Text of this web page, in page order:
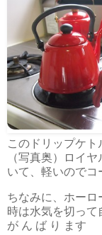
このドリップケ
（写真奥）ロイ
いて、軽いのでコ
ちなみに、ホーロ
時は水気を切って
が ん ば り ます